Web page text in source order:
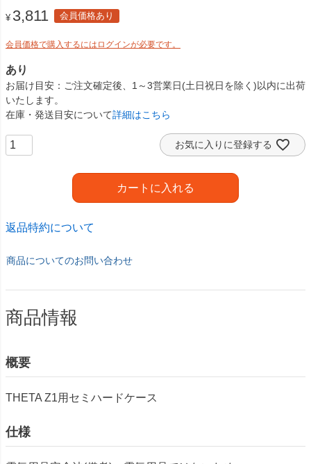
¥ 3,811 会員価格あり
会員価格で購入するにはログインが必要です。
あり
お届け目安
ご注文確定後、1～3営業日(土日祝日を除く)以内に出荷
いたします。
在庫・発送目安について詳細はこちら
お気に入りに登録する
カートに入れる
返品特約について
商品についてのお問い合わせ
商品情報
概要
THETA Z1用セミハードケース
仕様